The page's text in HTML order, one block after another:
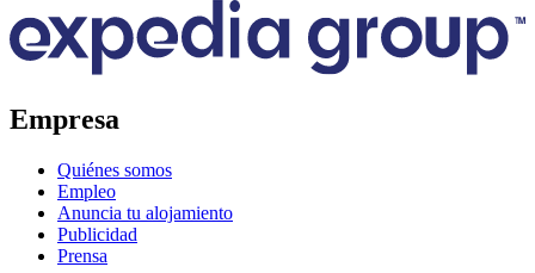
Empresa
Quiénes somos
Empleo
Anuncia tu alojamiento
Publicidad
Prensa